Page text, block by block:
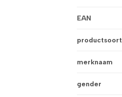
EAN
productsoort
merknaam
gender